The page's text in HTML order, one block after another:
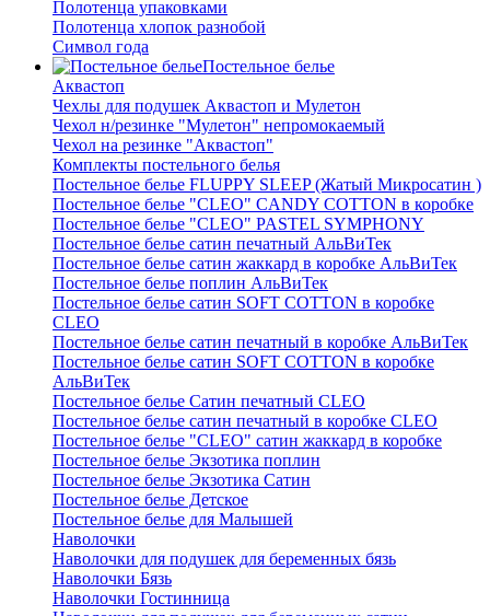
Полотенца упаковками
Полотенца хлопок разнобой
Символ года
Постельное белье
Аквастоп
Чехлы для подушек Аквастоп и Мулетон
Чехол н/резинке "Мулетон" непромокаемый
Чехол на резинке "Аквастоп"
Комплекты постельного белья
Постельное белье FLUPPY SLEEP (Жатый Микросатин )
Постельное белье "CLEO" CANDY COTTON в коробке
Постельное белье "CLEO" PASTEL SYMPHONY
Постельное белье сатин печатный АльВиТек
Постельное белье сатин жаккард в коробке АльВиТек
Постельное белье поплин АльВиТек
Постельное белье сатин SOFT COTTON в коробке
CLEO
Постельное белье сатин печатный в коробке АльВиТек
Постельное белье сатин SOFT COTTON в коробке
АльВиТек
Постельное белье Сатин печатный CLEO
Постельное белье сатин печатный в коробке CLEO
Постельное белье "CLEO" сатин жаккард в коробке
Постельное белье Экзотика поплин
Постельное белье Экзотика Сатин
Постельное белье Детское
Постельное белье для Малышей
Наволочки
Наволочки для подушек для беременных бязь
Наволочки Бязь
Наволочки Гостинница